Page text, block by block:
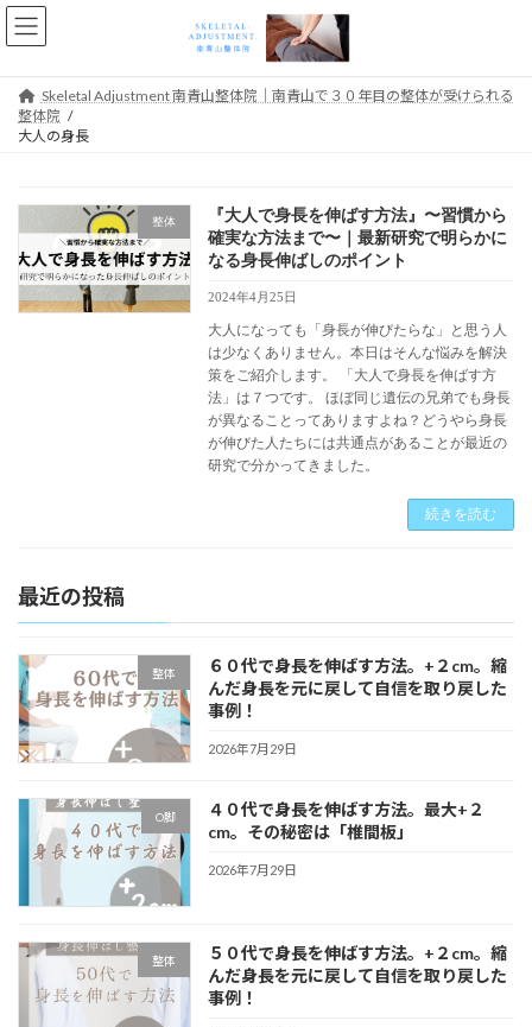
コ
ン
ナ
ビ
Skeletal Adjustment 南青山整体院｜南青山で３０年目の整体が受けられる
整体院
大人の身長
整体
『大人で身長を伸ばす方法』〜習慣から
確実な方法まで〜｜最新研究で明らかに
なる身長伸ばしのポイント
2024年4月25日
大人になっても「身長が伸びたらな」と思う人
は少なくありません。本日はそんな悩みを解決
策をご紹介します。 「大人で身長を伸ばす方
法」は７つです。 ほぼ同じ遺伝の兄弟でも身長
が異なることってありますよね？どうやら身長
が伸びた人たちには共通点があることが最近の
研究で分かってきました。
続きを読む
最近の投稿
整体
６０代で身長を伸ばす方法。+２cm。縮
んだ身長を元に戻して自信を取り戻した
事例！
2026年7月29日
O脚
４０代で身長を伸ばす方法。最大+２
cm。その秘密は「椎間板」
2026年7月29日
整体
５０代で身長を伸ばす方法。+２cm。縮
んだ身長を元に戻して自信を取り戻した
事例！